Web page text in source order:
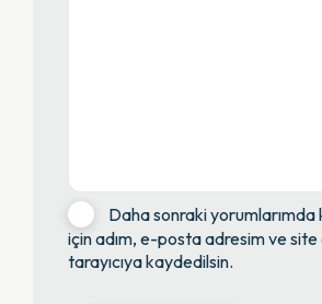
Daha sonraki yorumlarımda
için adım, e-posta adresim ve
tarayıcıya kaydedilsin.